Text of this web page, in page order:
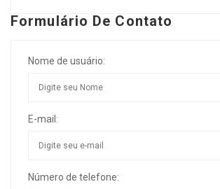
Formulário De Contato
Nome de usuário:
E-mail:
Número de telefone: